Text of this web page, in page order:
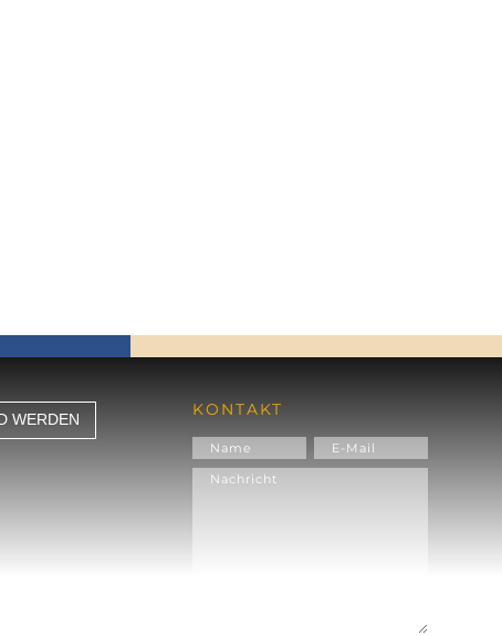
WERDEN
KONTAKT